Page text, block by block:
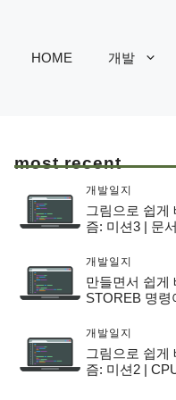
HOME 개발
most recent
개발일지
그림으로 쉽게
즘: 미션3 | 문
개발일지
만들면서 쉽게
STOREB 명령
개발일지
그림으로 쉽게
즘: 미션2 |